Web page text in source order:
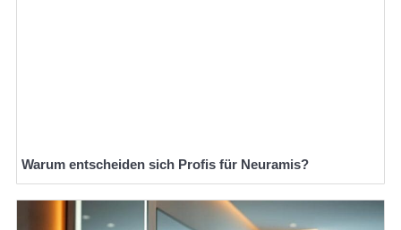
Warum entscheiden sich Profis für Neuramis?